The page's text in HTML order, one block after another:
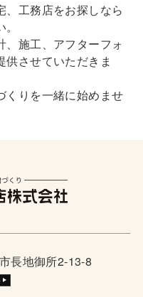
、工務店をお探しなら
、施工、アフターフォ
供させていただきま
くりを一緒に始めませ
長地御所2-13-8